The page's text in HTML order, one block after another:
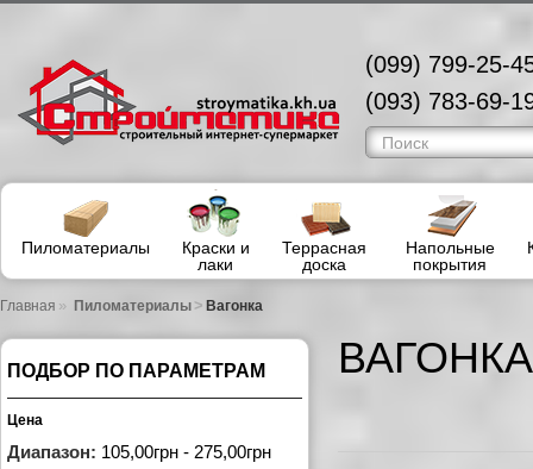
(099) 799-25-
(093) 783-69-
Пиломатериалы
Краски и
лаки
Террасная
доска
Напольные
покрытия
Главная » Пиломатериалы > Вагонка
ВАГОНКА
ПОДБОР ПО ПАРАМЕТРАМ
Цена
Диапазон: 105,00грн - 275,00грн